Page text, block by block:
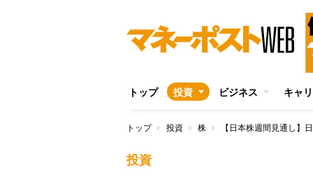
トップ 投資 ビジネス キャ
トップ 投資 株 【日本株週間見通し
投資